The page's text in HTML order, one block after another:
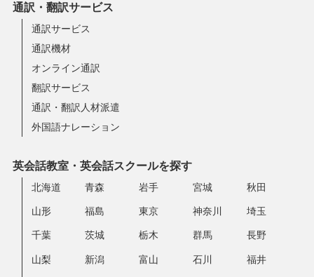
通訳・翻訳サービス
通訳サービス
通訳機材
オンライン通訳
翻訳サービス
通訳・翻訳人材派遣
外国語ナレーション
英会話教室・英会話スクールを探す
北海道 青森 岩手 宮城 秋田
山形 福島 東京 神奈川 埼玉
千葉 茨城 栃木 群馬 長野
山梨 新潟 富山 石川 福井